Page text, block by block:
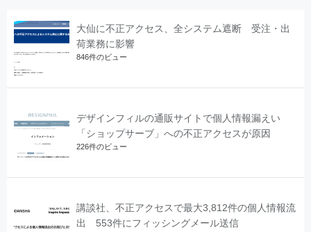
大仙に不正アクセス、全システム遮断 受注・出
荷業務に影響
846件のビュー
デザインフィルの通販サイトで個人情報漏えい
「ショップサーブ」への不正アクセスが原因
226件のビュー
講談社、不正アクセスで最大3,812件の個人情報流
出 553件にフィッシングメール送信